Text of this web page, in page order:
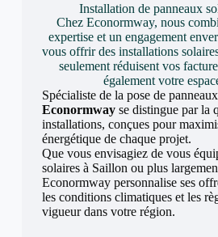
Installation de panneaux
Chez Econormway, nous
expertise et un engagement
vous offrir des installations
seulement réduisent vos
également votre
Spécialiste de la pose de
Econormwayse distingue par la
installations, conçues pour
énergétique de chaque projet.
Que vous envisagiez de vous
solaires à Saillon ou plus
Econormway personnalise ses
les conditions climatiques et les
vigueur dans votre région.